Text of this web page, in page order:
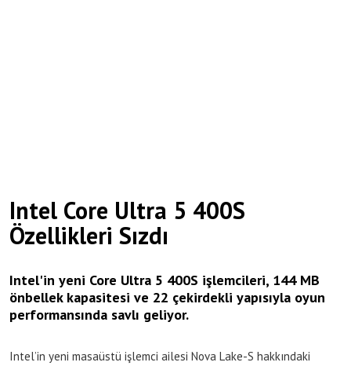
Intel Core Ultra 5 400S
Özellikleri Sızdı
Intel'in yeni Core Ultra 5 400S işlemcileri, 144 MB
önbellek kapasitesi ve 22 çekirdekli yapısıyla oyun
performansında savlı geliyor.
Intel’in yeni masaüstü işlemci ailesi Nova Lake-S hakkındaki